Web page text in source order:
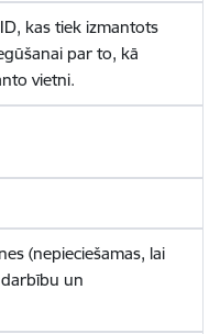
kas tiek izmantots
par to, kā
vietni.
(nepieciešamas, lai
un